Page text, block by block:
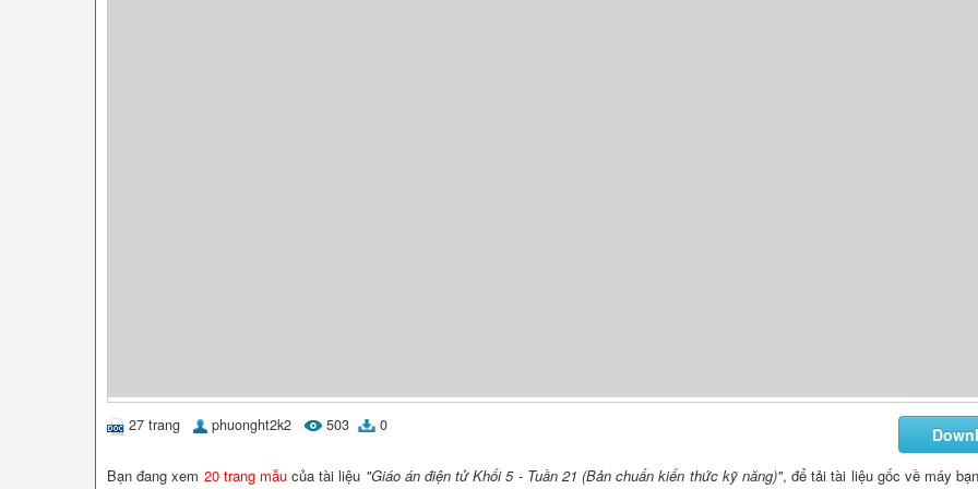
27 trang phuonght2k2 503 0
Bạn đang xem 20 trang mẫucủa tài liệu "Giáo án điện tử Khối 5 - Tuần 21 (Bản chuẩn kiến thức kỹ năng)", để tải tài liệu gốc về máy